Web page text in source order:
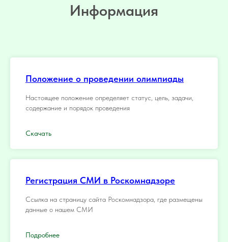
Информация
Положение о проведении олимпиады
Настоящее положение определяет статус, цель, задачи,
содержание и порядок проведения
Скачать
Регистрация СМИ в Роскомнадзоре
Ссылка на страницу сайта Роскомнадзора, где размещены
данные о нашем СМИ
Подробнее